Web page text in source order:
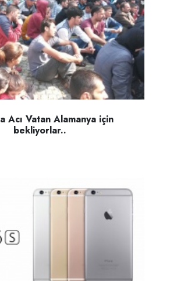
Acı Vatan Alamanya için
bekliyorlar..